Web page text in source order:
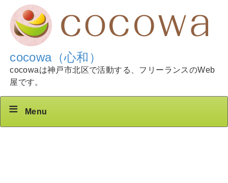
cocowa（心和）
cocowaは神戸市北区で活動する、フリーランスのWeb
屋です。
Menu